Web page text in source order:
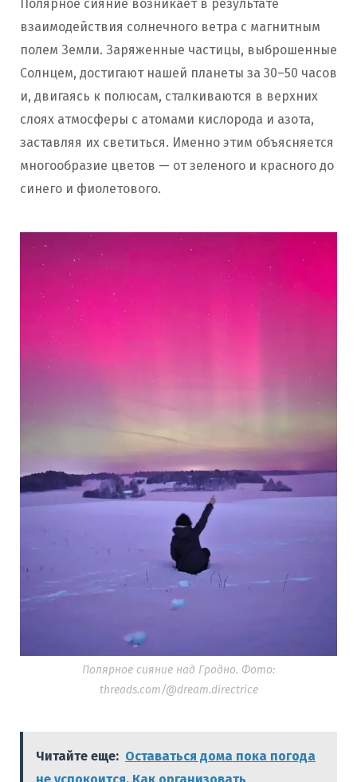
Полярное сияние возникает в результате
взаимодействия солнечного ветра с магнитным
полем Земли. Заряженные частицы, выброшенные
Солнцем, достигают нашей планеты за 30–50 часов
и, двигаясь к полюсам, сталкиваются в верхних
слоях атмосферы с атомами кислорода и азота,
заставляя их светиться. Именно этим объясняется
многообразие цветов — от зеленого и красного до
синего и фиолетового.
Полярное сияние над Гродно. Фото:
threads.com/@dream.directrice
Читайте еще: Оставаться дома пока погода
не успокоится. Как организовать